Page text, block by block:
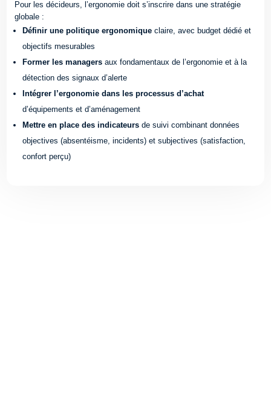
Pour les décideurs, l’ergonomie doit s’inscrire dans une stratégie
globale :
Définir une politique ergonomiqueclaire, avec budget dédié et
objectifs mesurables
Former les managersaux fondamentaux de l’ergonomie et à la
détection des signaux d’alerte
Intégrer l’ergonomie dans les processus d’achat
d’équipements et d’aménagement
Mettre en place des indicateursde suivi combinant données
objectives (absentéisme, incidents) et subjectives (satisfaction,
confort perçu)